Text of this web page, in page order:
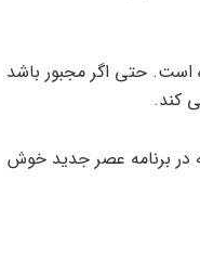
است. حتی اگر مجبور باشد
در برنامه عصر جدید خوش